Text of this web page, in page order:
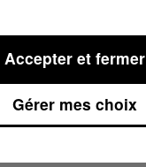
Gérer mes choix
Accepter et fermer